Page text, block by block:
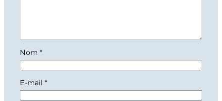
Nom *
E-mail *